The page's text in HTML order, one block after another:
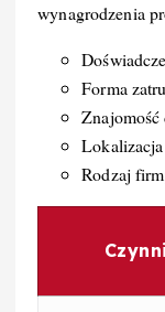
wynagrodzenia
Forma
Rodzaj